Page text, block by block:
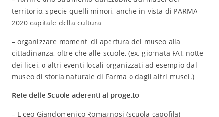
territorio, specie quelli minori, anche in vista di PARMA
2020 capitale della cultura
– organizzare momenti di apertura del museo alla
cittadinanza, oltre che alle scuole, (ex. giornata FAI, notte
dei licei, o altri eventi locali organizzati ad esempio dal
museo di storia naturale di Parma o dagli altri musei.)
Rete delle Scuole aderenti al progetto
– Liceo Giandomenico Romagnosi (scuola capofila)